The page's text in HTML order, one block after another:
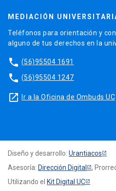
MEDIACIÓN
Teléfonos para orientación y
alguno de tus derechos en la
phone (56)95504 1691
phone (56)95504 1247
launch Ir a la Oficina de Ombuds UC
Diseño y desarrollo: Urantiacos
Asesoría: Dirección Digital
,
Utilizando el Kit Digital UC